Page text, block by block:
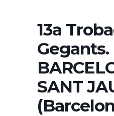
13a
Gegants.
SANT